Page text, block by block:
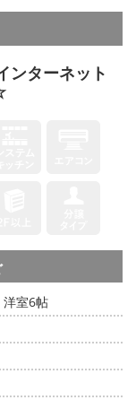
ンターネット
洋室6帖